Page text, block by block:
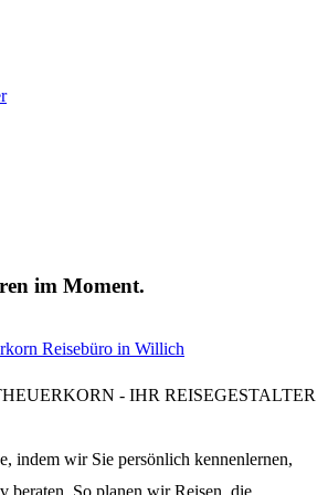
im Moment.
- IHR REISEGESTALTER
indem wir Sie persönlich kennenlernen,
beraten. So planen wir Reisen, die